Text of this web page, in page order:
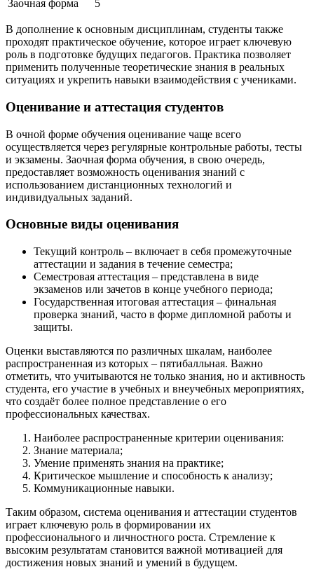
Заочная форма 5
В дополнение к основным дисциплинам, студенты также
проходят практическое обучение, которое играет ключевую
роль в подготовке будущих педагогов. Практика позволяет
применить полученные теоретические знания в реальных
ситуациях и укрепить навыки взаимодействия с учениками.
Оценивание и аттестация студентов
В очной форме обучения оценивание чаще всего
осуществляется через регулярные контрольные работы, тесты
и экзамены. Заочная форма обучения, в свою очередь,
предоставляет возможность оценивания знаний с
использованием дистанционных технологий и
индивидуальных заданий.
Основные виды оценивания
Текущий контроль – включает в себя промежуточные
аттестации и задания в течение семестра;
Семестровая аттестация – представлена в виде
экзаменов или зачетов в конце учебного периода;
Государственная итоговая аттестация – финальная
проверка знаний, часто в форме дипломной работы и
защиты.
Оценки выставляются по различных шкалам, наиболее
распространенная из которых – пятибалльная. Важно
отметить, что учитываются не только знания, но и активность
студента, его участие в учебных и внеучебных мероприятиях,
что создаёт более полное представление о его
профессиональных качествах.
Наиболее распространенные критерии оценивания:
Знание материала;
Умение применять знания на практике;
Критическое мышление и способность к анализу;
Коммуникационные навыки.
Таким образом, система оценивания и аттестации студентов
играет ключевую роль в формировании их
профессионального и личностного роста. Стремление к
высоким результатам становится важной мотивацией для
достижения новых знаний и умений в будущем.